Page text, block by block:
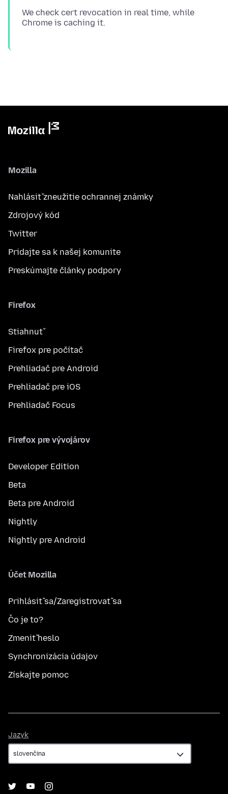
We check cert revocation in real time, while
Mozilla
Nahlásiť zneužitie ochrannej známky
Zdrojový kód
Twitter
Pridajte sa k našej komunite
Preskúmajte články podpory
Firefox
Stiahnuť
Firefox pre počítač
Prehliadač pre Android
Prehliadač pre iOS
Prehliadač Focus
Firefox pre vývojárov
Developer Edition
Beta
Beta pre Android
Nightly
Nightly pre Android
Účet Mozilla
Prihlásiť sa/Zaregistrovať sa
Čo je to?
Zmeniť heslo
Synchronizácia údajov
Získajte pomoc
Jazyk